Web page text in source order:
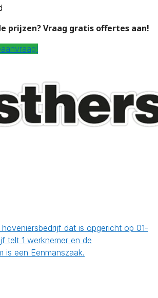
prijzen? Vraag gratis offertes aan!
hoveniersbedrijf dat is opgericht op 01-
telt 1 werknemer en de
is een Eenmanszaak.